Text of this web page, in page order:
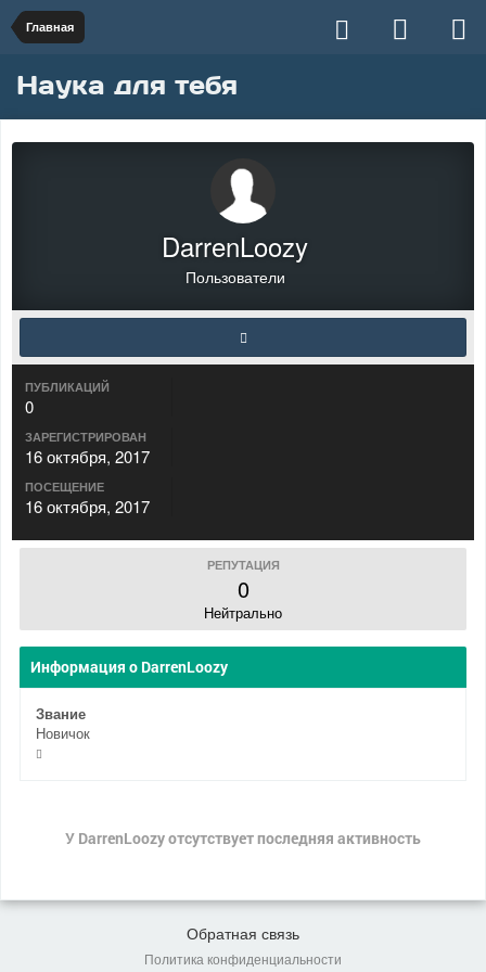
Главная
Наука для тебя
DarrenLoozy
Пользователи
ПУБЛИКАЦИЙ
0
ЗАРЕГИСТРИРОВАН
16 октября, 2017
ПОСЕЩЕНИЕ
16 октября, 2017
РЕПУТАЦИЯ
0
Нейтрально
Информация о DarrenLoozy
Звание
Новичок
У DarrenLoozy отсутствует последняя активность
Обратная связь
Политика конфиденциальности